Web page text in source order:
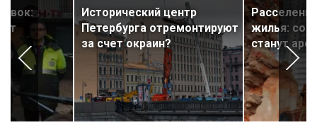
Исторический центр
Петербурга отремонтируют
за счет окраин?
жилья:
станут